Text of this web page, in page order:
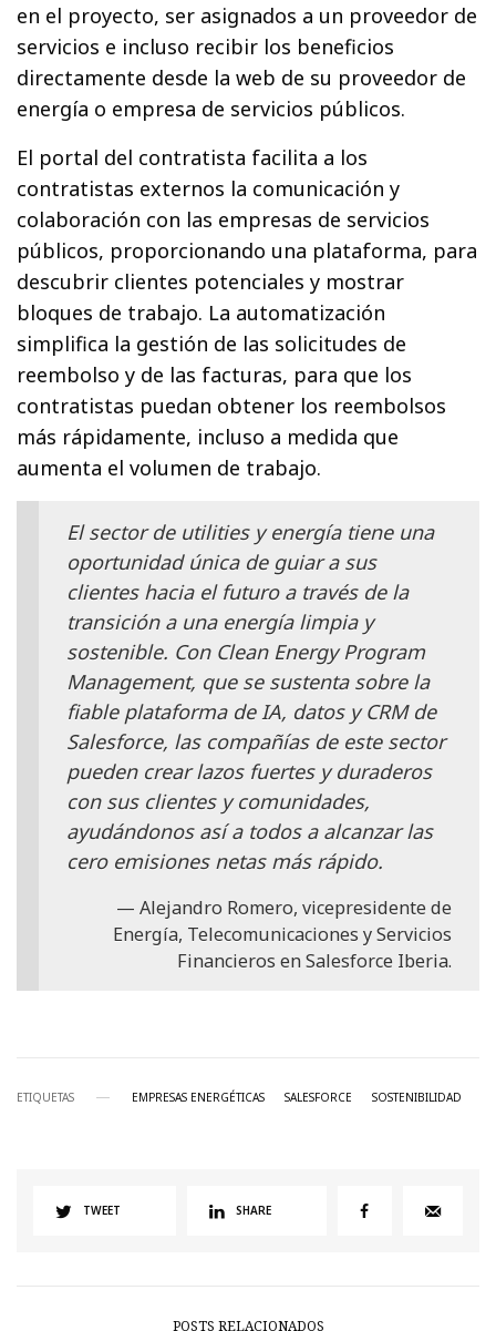
en el proyecto, ser asignados a un proveedor de
servicios e incluso recibir los beneficios
directamente desde la web de su proveedor de
energía o empresa de servicios públicos.
El portal del contratista facilita a los
contratistas externos la comunicación y
colaboración con las empresas de servicios
públicos, proporcionando una plataforma, para
descubrir clientes potenciales y mostrar
bloques de trabajo. La automatización
simplifica la gestión de las solicitudes de
reembolso y de las facturas, para que los
contratistas puedan obtener los reembolsos
más rápidamente, incluso a medida que
aumenta el volumen de trabajo.
El sector de utilities y energía tiene una
oportunidad única de guiar a sus
clientes hacia el futuro a través de la
transición a una energía limpia y
sostenible. Con Clean Energy Program
Management, que se sustenta sobre la
fiable plataforma de IA, datos y CRM de
Salesforce, las compañías de este sector
pueden crear lazos fuertes y duraderos
con sus clientes y comunidades,
ayudándonos así a todos a alcanzar las
cero emisiones netas más rápido.
Alejandro Romero, vicepresidente de
Energía, Telecomunicaciones y Servicios
Financieros en Salesforce Iberia.
ETIQUETAS EMPRESAS ENERGÉTICAS SALESFORCE SOSTENIBILIDAD
TWEET SHARE
POSTS RELACIONADOS